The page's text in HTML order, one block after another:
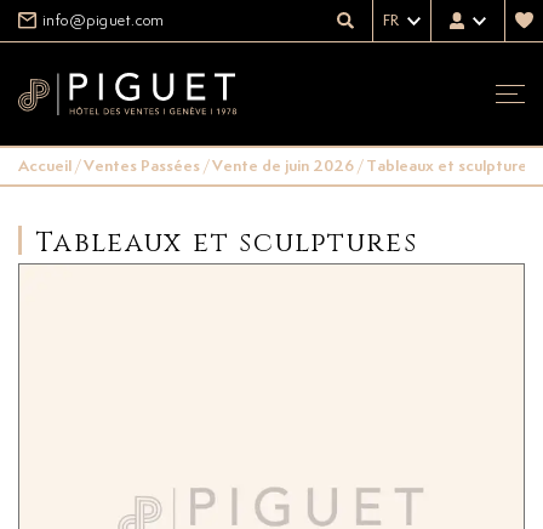
info@piguet.com FR
Accueil/Ventes Passées/Vente de juin 2026/Tableaux et sculptures
Tableaux et sculptures